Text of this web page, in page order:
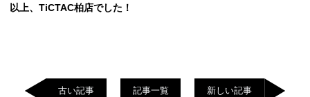
以上、TiCTAC柏店でした！
古い記事 記事一覧 新しい記事